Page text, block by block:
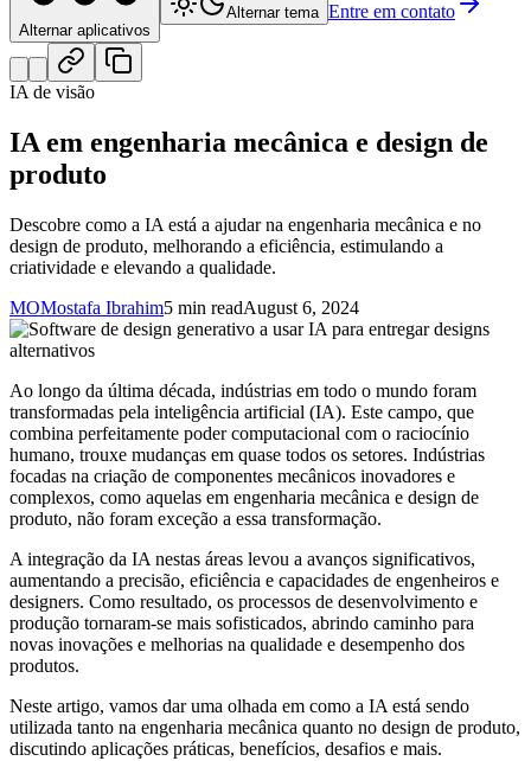
Alternar aplicativos
Alternar tema Entre em contato
IA de visão
IA em engenharia mecânica e design de
produto
Descobre como a IA está a ajudar na engenharia mecânica e no
design de produto, melhorando a eficiência, estimulando a
criatividade e elevando a qualidade.
MOMostafa Ibrahim5 min readAugust 6, 2024
Ao longo da última década, indústrias em todo o mundo foram
transformadas pela inteligência artificial (IA). Este campo, que
combina perfeitamente poder computacional com o raciocínio
humano, trouxe mudanças em quase todos os setores. Indústrias
focadas na criação de componentes mecânicos inovadores e
complexos, como aquelas em engenharia mecânica e design de
produto, não foram exceção a essa transformação.
A integração da IA nestas áreas levou a avanços significativos,
aumentando a precisão, eficiência e capacidades de engenheiros e
designers. Como resultado, os processos de desenvolvimento e
produção tornaram-se mais sofisticados, abrindo caminho para
novas inovações e melhorias na qualidade e desempenho dos
produtos.
Neste artigo, vamos dar uma olhada em como a IA está sendo
utilizada tanto na engenharia mecânica quanto no design de produto,
discutindo aplicações práticas, benefícios, desafios e mais.